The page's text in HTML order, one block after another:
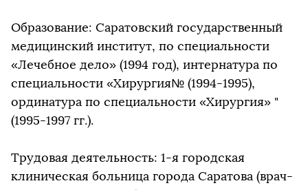
Образование: Саратовский государственный
медицинский институт, по специальности
«Лечебное дело» (1994 год), интернатура по
специальности «Хирургия№ (1994-1995),
ординатура по специальности «Хирургия» "
(1995-1997 гг.).
Трудовая деятельность: 1-я городская
клиническая больница города Саратова (врач-